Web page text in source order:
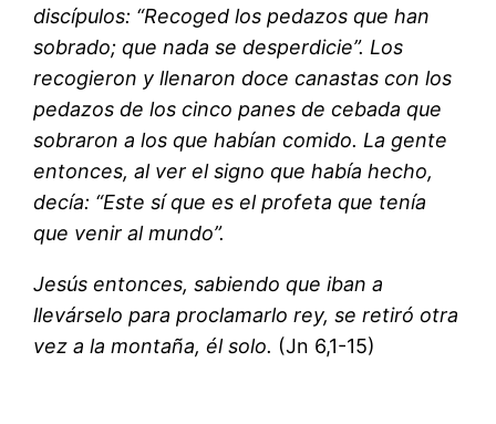
discípulos: “Recoged los pedazos que han
sobrado; que nada se desperdicie”. Los
recogieron y llenaron doce canastas con los
pedazos de los cinco panes de cebada que
sobraron a los que habían comido. La gente
entonces, al ver el signo que había hecho,
decía: “Este sí que es el profeta que tenía
que venir al mundo”.
Jesús entonces, sabiendo que iban a
llevárselo para proclamarlo rey, se retiró otra
vez a la montaña, él solo. (Jn 6,1-15)